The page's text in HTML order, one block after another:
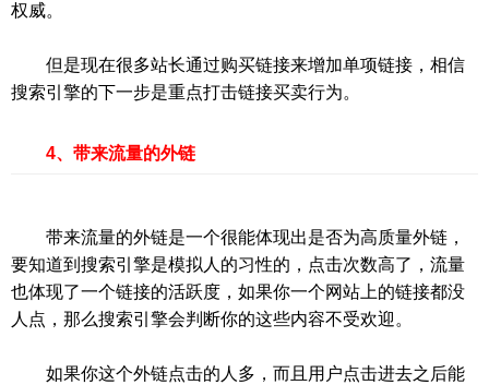
权威。
但是现在很多站长通过购买链接来增加单项链接，相信
搜索引擎的下一步是重点打击链接买卖行为。
4、带来流量的外链
带来流量的外链是一个很能体现出是否为高质量外链，
要知道到搜索引擎是模拟人的习性的，点击次数高了，流量
也体现了一个链接的活跃度，如果你一个网站上的链接都没
人点，那么搜索引擎会判断你的这些内容不受欢迎。
如果你这个外链点击的人多，而且用户点击进去之后能